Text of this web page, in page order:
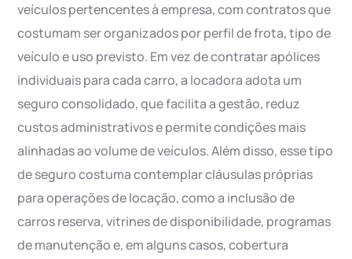
veículos pertencentes à empresa, com contratos que
costumam ser organizados por perfil de frota, tipo de
veículo e uso previsto. Em vez de contratar apólices
individuais para cada carro, a locadora adota um
seguro consolidado, que facilita a gestão, reduz
custos administrativos e permite condições mais
alinhadas ao volume de veículos. Além disso, esse tipo
de seguro costuma contemplar cláusulas próprias
para operações de locação, como a inclusão de
carros reserva, vitrines de disponibilidade, programas
de manutenção e, em alguns casos, cobertura